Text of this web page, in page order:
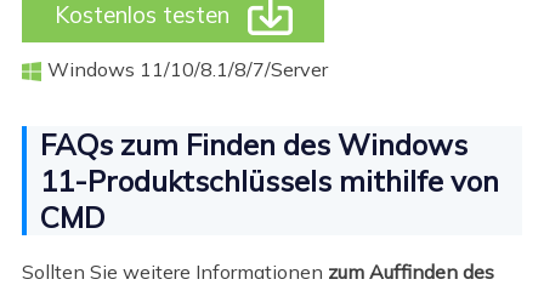
Kostenlos testen 
 Windows 11/10/8.1/8/7/Server
FAQs zum Finden des Windows
11-Produktschlüssels mithilfe von
CMD
Sollten Sie weitere Informationen zum Auffinden des